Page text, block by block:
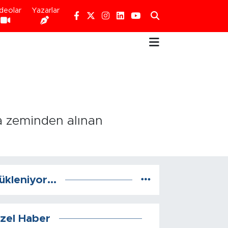
Yazarlar
zeminden alınan
Haber